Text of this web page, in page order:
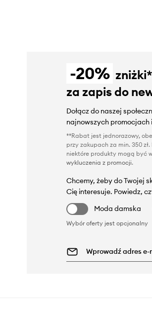
-20%
za zapis do
Dołącz do naszej
najnowszych promocjach
**Rabat jest jednorazowy,
przy zakupach za min. 350
niektóre produkty mogą być
wykluczenia z promocji.
Chcemy, żeby do Twojej
Cię interesuje. Powiedz,
Moda damska
Wybór oferty jest opcjonalny